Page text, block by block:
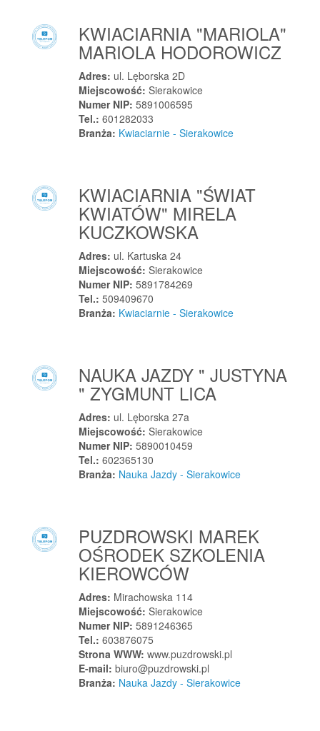
Strzegów
Strzelce Krajeńskie
Strzelce Wielkie
Strzyżewice
Strzyżów
Suchy Las
Sulechów
Sulików
Sulmierzyce
Swornegacie
KWIACIARNIA "MARIOLA"
MARIOLA HODOROWICZ
Adres: ul. Lęborska 2D
Miejscowość: Sierakowice
Numer NIP: 5891006595
Tel.: 601282033
Branża: Kwiaciarnie - Sierakowice
KWIACIARNIA "ŚWIAT
KWIATÓW" MIRELA
KUCZKOWSKA
Adres: ul. Kartuska 24
Miejscowość: Sierakowice
Numer NIP: 5891784269
Tel.: 509409670
Branża: Kwiaciarnie - Sierakowice
NAUKA JAZDY " JUSTYNA
" ZYGMUNT LICA
Adres: ul. Lęborska 27a
Miejscowość: Sierakowice
Numer NIP: 5890010459
Tel.: 602365130
Branża: Nauka Jazdy - Sierakowice
PUZDROWSKI MAREK
OŚRODEK SZKOLENIA
KIEROWCÓW
Adres: Mirachowska 114
Miejscowość: Sierakowice
Numer NIP: 5891246365
Tel.: 603876075
Strona WWW: www.puzdrowski.pl
E-mail: biuro@puzdrowski.pl
Branża: Nauka Jazdy - Sierakowice